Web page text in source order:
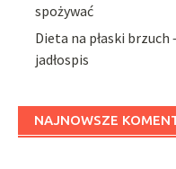
spożywać
Dieta na płaski brzuch
jadłospis
NAJNOWSZE